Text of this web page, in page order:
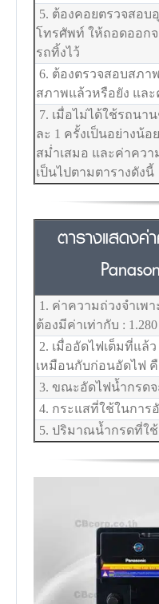
5. ต้องคอยตรวจสอ
โทรศัพท์ ให้ถอดออก
รถทิ้งไว้
6. ต้องตรวจสอบสภา
สภาพแล้วหรือยัง แล
7. เมื่อไม่ได้ใช้รถนา
ละ 1 ครั้งเป็นอย่างน้อ
สม่ำเสมอ และค่าควา
เป็นไปตามตารางดังนี้
ตารางแสดงค่
1. ค่าความถ่วงจำเพ
ต้องมีค่าเท่ากับ : 1.280
2. เมื่ออัดไฟเต็มที่แล้
เหมือนกับก่อนอัดไฟ คื
3. ขณะอัดไฟน้ำกร
4. กระแสที่ใช้ในการ
5. ปริมาณน้ำกรดที่ใช้